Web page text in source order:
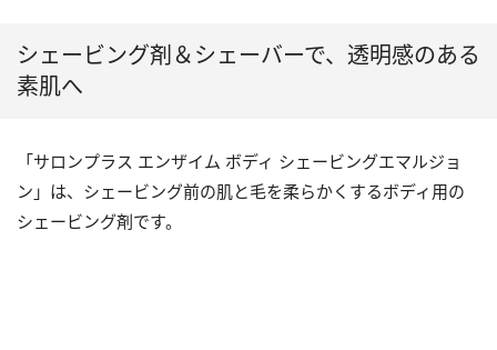
シェービング剤＆シェーバーで、透明感のある
素肌へ
「サロンプラス エンザイム ボディ シェービングエマルジョ
ン」は、シェービング前の肌と毛を柔らかくするボディ用の
シェービング剤です。